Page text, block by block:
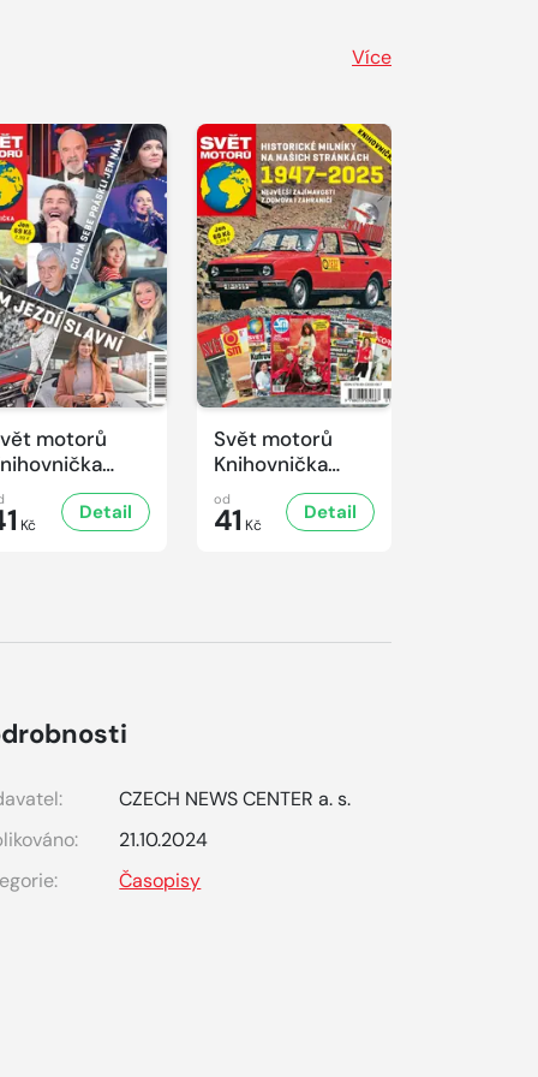
Více
motorů
2/2025
Kč
Detail
Svět motorů
Knihovnička
1/2025
od
41 Kč
Detail
CZECH NEWS CENTER a. s.
21.10.2024
Časopisy